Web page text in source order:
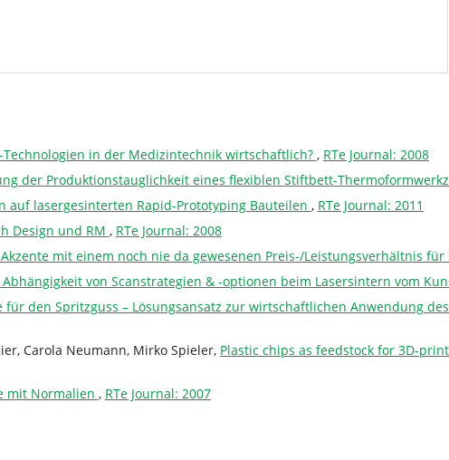
in der Medizintechnik wirtschaftlich? , RTe Journal: 2008
der Produktionstauglichkeit eines flexiblen Stiftbett-
auf lasergesinterten Rapid-Prototyping Bauteilen , RTe Journal: 2011
Design und RM , RTe Journal: 2008
Akzente mit einem noch nie da gewesenen Preis-/Leistungsverhältnis für
Abhängigkeit von Scanstrategien & -optionen beim Lasersintern vom
für den Spritzguss – Lösungsansatz zur wirtschaftlichen Anwendung
Carola Neumann, Mirko Spieler, Plastic chips as feedstock for 3D-
mit Normalien , RTe Journal: 2007